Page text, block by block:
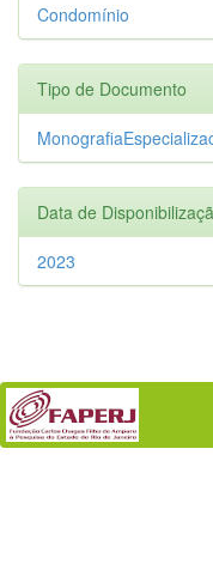
Condomínio
Tipo de Documento
Data de
2023